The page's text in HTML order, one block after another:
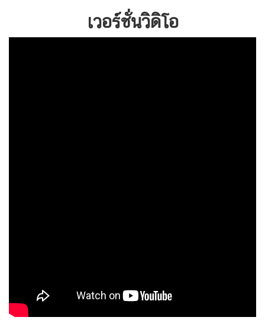
เวอร์ชั่นวิดิโอ